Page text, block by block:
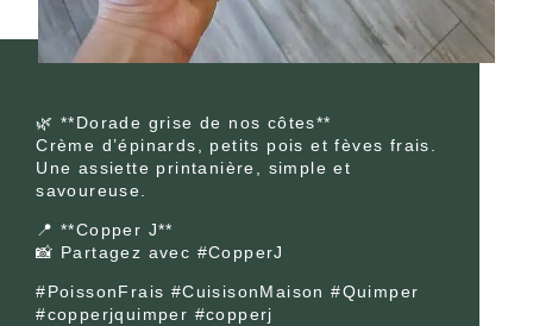
🌿 **Dorade grise de nos côtes**
Crème d’épinards, petits pois et fèves frais.
Une assiette printanière, simple et
savoureuse.
📍 **Copper J**
📸 Partagez avec #CopperJ
#PoissonFrais #CuisisonMaison #Quimper
#copperjquimper #copperj